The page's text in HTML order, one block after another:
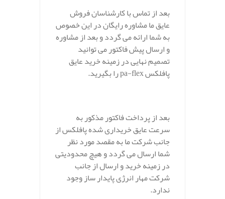
بعد از تماس با کارشناسان فروش
عایق ما مشاوره رایگان در این خصوص
به شما ارائه می گردد و بعد از مشاوره
و ارسال پیش فاکتور می توانید
تصمیم نهایی در زمینه خرید عایق
پافلکس pa-flex را بگیرید.
بعد از پرداخت فاکتور مذکور به
سرعت عایق خریداری شده پافلکس از
جانب شرکت ما به مقصد مورد نظر
شما ارسال می گردد و هیچ محدودیتی
در زمینه خرید و ارسال از جانب
شرکت مهار انرژی پایدار ساز وجود
ندارد.